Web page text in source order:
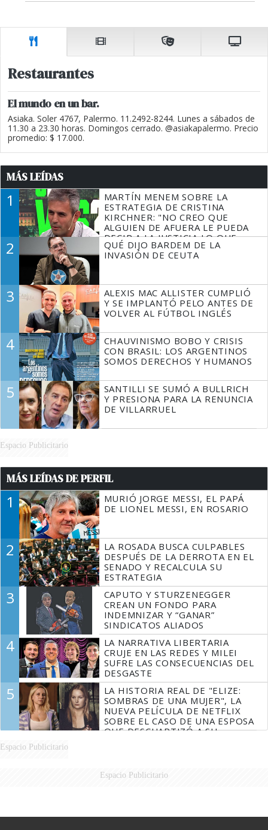
Restaurantes
El mundo en un bar.
Asiaka. Soler 4767, Palermo. 11.2492-8244. Lunes a sábados de
11.30 a 23.30 horas. Domingos cerrado. @asiakapalermo. Precio
promedio: $ 17.000.
MÁS LEÍDAS
1
MARTÍN MENEM SOBRE LA
ESTRATEGIA DE CRISTINA
KIRCHNER: "NO CREO QUE
ALGUIEN DE AFUERA LE PUEDA
DECIR A LA JUSTICIA LO QUE
TIENE QUE HACER"
2
QUÉ DIJO BARDEM DE LA
INVASIÓN DE CEUTA
3
ALEXIS MAC ALLISTER CUMPLIÓ
Y SE IMPLANTÓ PELO ANTES DE
VOLVER AL FÚTBOL INGLÉS
4
CHAUVINISMO BOBO Y CRISIS
CON BRASIL: LOS ARGENTINOS
SOMOS DERECHOS Y HUMANOS
5
SANTILLI SE SUMÓ A BULLRICH
Y PRESIONA PARA LA RENUNCIA
DE VILLARRUEL
Espacio Publicitario
MÁS LEÍDAS DE PERFIL
1
MURIÓ JORGE MESSI, EL PAPÁ
DE LIONEL MESSI, EN ROSARIO
2
LA ROSADA BUSCA CULPABLES
DESPUÉS DE LA DERROTA EN EL
SENADO Y RECALCULA SU
ESTRATEGIA
3
CAPUTO Y STURZENEGGER
CREAN UN FONDO PARA
INDEMNIZAR Y “GANAR”
SINDICATOS ALIADOS
4
LA NARRATIVA LIBERTARIA
CRUJE EN LAS REDES Y MILEI
SUFRE LAS CONSECUENCIAS DEL
DESGASTE
5
LA HISTORIA REAL DE "ELIZE:
SOMBRAS DE UNA MUJER", LA
NUEVA PELÍCULA DE NETFLIX
SOBRE EL CASO DE UNA ESPOSA
QUE DESCUARTIZÓ A SU
Espacio Publicitario
Espacio Publicitario